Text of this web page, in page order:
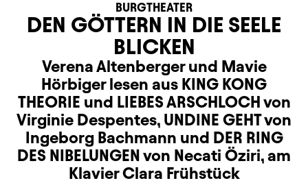
DEN GÖTTERN IN DIE SEELE
BLICKEN
BURGTHEATER
Verena Altenberger und Mavie
Hörbiger lesen aus KING KONG
THEORIE und LIEBES ARSCHLOCH von
Virginie Despentes, UNDINE GEHT von
Ingeborg Bachmann und DER RING
DES NIBELUNGEN von Necati Öziri, am
Klavier Clara Frühstück